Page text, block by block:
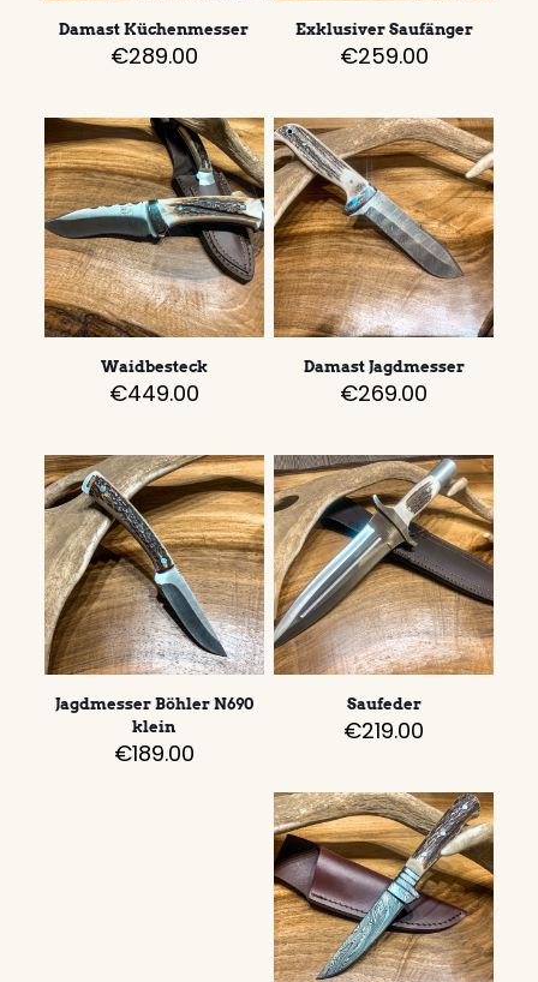
Damast Küchenmesser
€289.00
Exklusiver Saufänger
€259.00
Waidbesteck
€449.00
Damast Jagdmesser
€269.00
Jagdmesser Böhler N690
klein
€189.00
Saufeder
€219.00